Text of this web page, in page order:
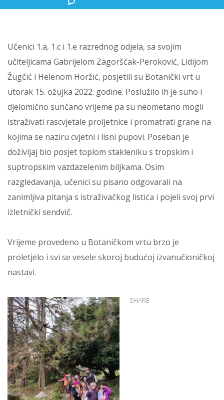
Učenici 1.a, 1.c i 1.e razrednog odjela, sa svojim
učiteljicama Gabrijelom Zagoršćak-Peroković, Lidijom
Žugčić i Helenom Horžić, posjetili su Botanički vrt u
utorak 15. ožujka 2022. godine. Poslužilo ih je suho i
djelomično sunčano vrijeme pa su neometano mogli
istraživati rascvjetale proljetnice i promatrati grane na
kojima se naziru cvjetni i lisni pupovi. Poseban je
doživljaj bio posjet toplom stakleniku s tropskim i
suptropskim vazdazelenim biljkama. Osim
razgledavanja, učenici su pisano odgovarali na
zanimljiva pitanja s istraživačkog listića i pojeli svoj prvi
izletnički sendvič.
Vrijeme provedeno u Botaničkom vrtu brzo je
proletjelo i svi se vesele skoroj budućoj izvanučioničkoj
nastavi.
SHARE